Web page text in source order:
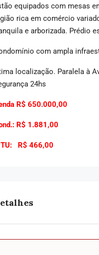
equipados com mesas
rica em comércio
e arborizada. Prédio
com ampla
localização. Paralela à
24hs
R$ 650.000,00
R$ 1.881,00
R$ 466,00